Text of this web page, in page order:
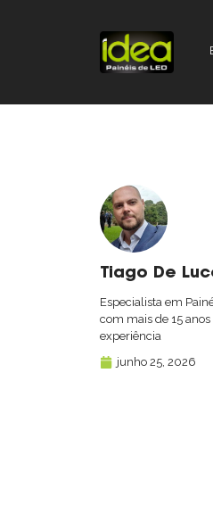
Tiago De
Especialista em
com mais de 15 anos
experiência
junho 25, 2026